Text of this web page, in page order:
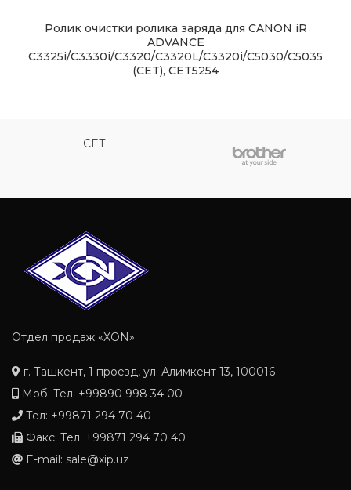
Ролик очистки ролика заряда для CANON iR
ADVANCE
C3325i/C3330i/C3320/C3320L/C3320i/C5030/C5035
(CET), CET5254
CET
Отдел продаж «XON»
г. Ташкент, 1 проезд, ул. Алимкент 13, 100016
Моб: Тел: +99890 998 34 00
Тел: +99871 294 70 40
Факс: Тел: +99871 294 70 40
E-mail: sale@xip.uz